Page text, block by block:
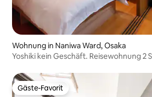
Wohnung in Naniwa Ward, Osaka
Yoshiki kein Geschäft. Reisewohnung 2
Station 10 Meter Takashimaya
Dotenkaku American Village
Gäste-Favorit
Gäste-Favorit